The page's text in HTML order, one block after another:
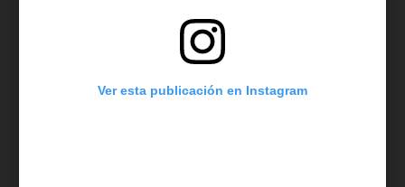
Ver esta publicación en Instagram